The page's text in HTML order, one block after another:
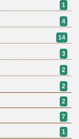
1
4
14
3
2
2
2
7
1